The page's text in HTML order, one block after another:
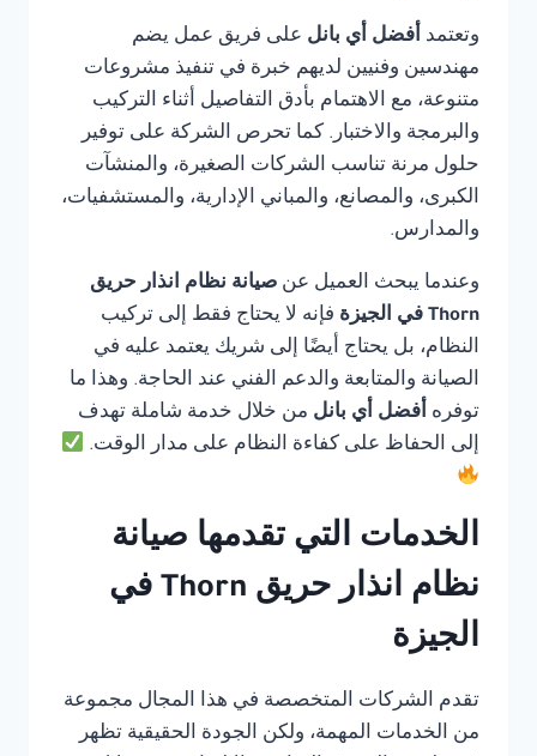
وتعتمد أفضل أي بانل على فريق عمل يضم
مهندسين وفنيين لديهم خبرة في تنفيذ مشروعات
متنوعة، مع الاهتمام بأدق التفاصيل أثناء التركيب
والبرمجة والاختبار. كما تحرص الشركة على توفير
حلول مرنة تناسب الشركات الصغيرة، والمنشآت
الكبرى، والمصانع، والمباني الإدارية، والمستشفيات،
والمدارس.
وعندما يبحث العميل عن صيانة نظام انذار حريق
Thorn في الجيزة
فإنه لا يحتاج فقط إلى تركيب
النظام، بل يحتاج أيضًا إلى شريك يعتمد عليه في
الصيانة والمتابعة والدعم الفني عند الحاجة. وهذا ما
توفره أفضل أي بانل من خلال خدمة شاملة تهدف
إلى الحفاظ على كفاءة النظام على مدار الوقت.
الخدمات التي تقدمها صيانة
نظام انذار حريق Thorn في
الجيزة
تقدم الشركات المتخصصة في هذا المجال مجموعة
من الخدمات المهمة، ولكن الجودة الحقيقية تظهر